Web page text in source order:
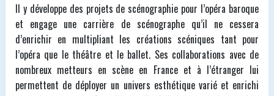
Il y développe des projets de scénographie pour l’opéra baroque
et engage une carrière de scénographe qu’il ne cessera
d’enrichir en multipliant les créations scéniques tant pour
l’opéra que le théâtre et le ballet. Ses collaborations avec de
nombreux metteurs en scène en France et à l’étranger lui
permettent de déployer un univers esthétique varié et enrichi